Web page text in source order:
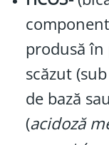
produsă
scăzut
de bază
(acidoză